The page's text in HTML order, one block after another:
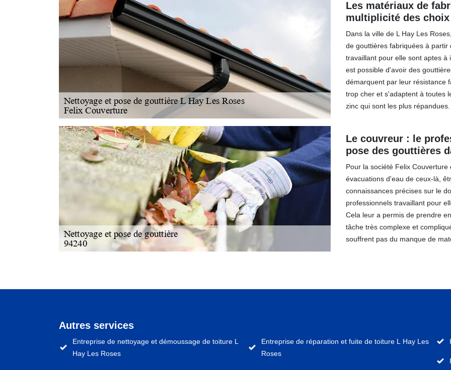
Les matériaux de
multiplicité des choix
Dans la ville de L Hay Les
de gouttières fabriquées à
travaillant pour elle sont aptes
est possible d'avoir des
démarquent par leur résistance
trop cher et s'adaptent à toutes
zinc qui sont les plus
Le couvreur : le
pose des gouttières
Pour la société Felix
évacuations d'eau de ceux-là,
connaissances précises sur le
professionnels travaillant pour
Cela leur a permis de prendre
tâche très complexe et
souffrent pas du manque de
Autres services
Entreprise de nettoyage et démoussage de toiture L
Hay Les Roses
Entreprise de réparation et fuite de toiture L Hay Les
Roses